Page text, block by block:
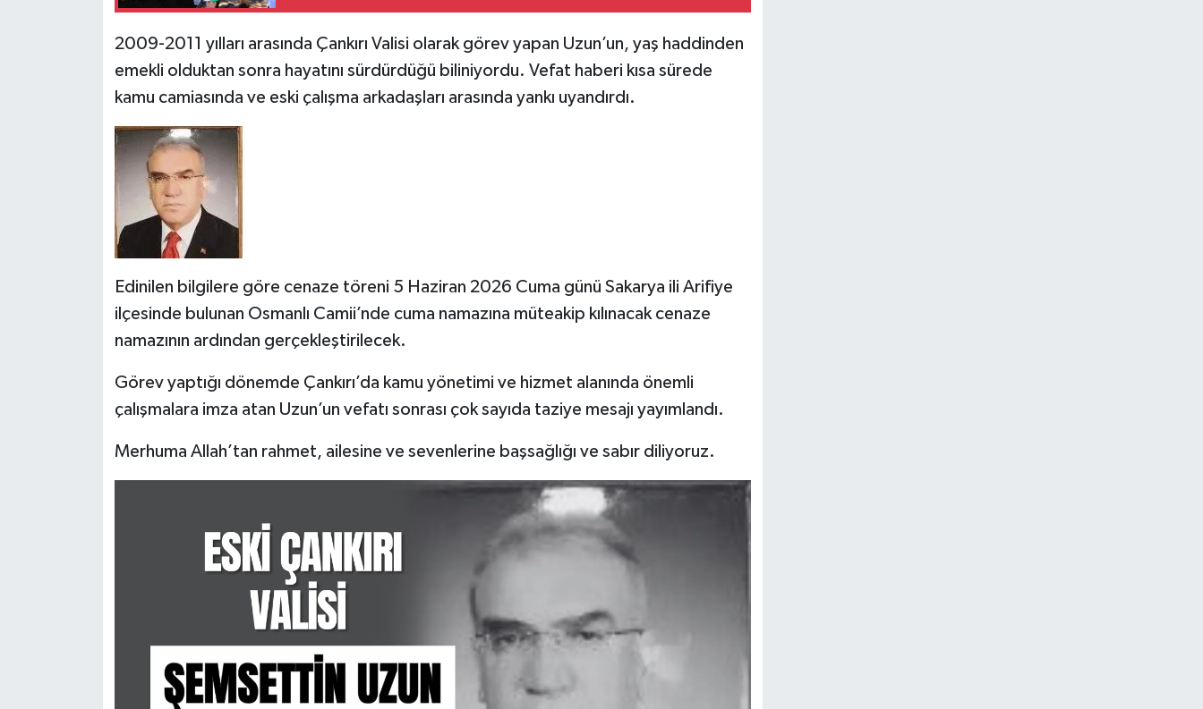
2009-2011 yılları arasında Çankırı Valisi olarak görev yapan Uzun’un, yaş haddinden
emekli olduktan sonra hayatını sürdürdüğü biliniyordu. Vefat haberi kısa sürede
kamu camiasında ve eski çalışma arkadaşları arasında yankı uyandırdı.
Edinilen bilgilere göre cenaze töreni 5 Haziran 2026 Cuma günü Sakarya ili Arifiye
ilçesinde bulunan Osmanlı Camii’nde cuma namazına müteakip kılınacak cenaze
namazının ardından gerçekleştirilecek.
Görev yaptığı dönemde Çankırı’da kamu yönetimi ve hizmet alanında önemli
çalışmalara imza atan Uzun’un vefatı sonrası çok sayıda taziye mesajı yayımlandı.
Merhuma Allah’tan rahmet, ailesine ve sevenlerine başsağlığı ve sabır diliyoruz.